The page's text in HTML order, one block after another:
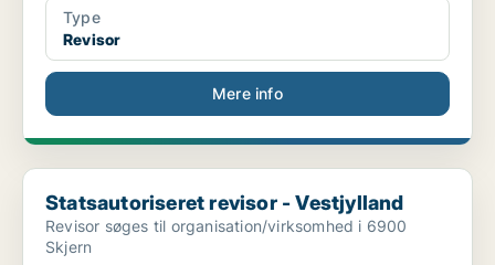
Type
Revisor
Mere info
Statsautoriseret revisor - Vestjylland
Statsautoriseret revisor - Vestjylland
Revisor søges til organisation/virksomhed i 6900
Skjern